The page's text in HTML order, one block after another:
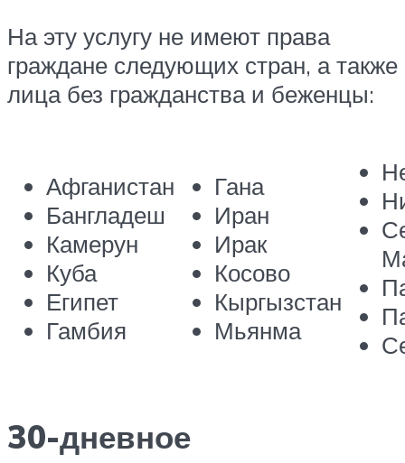
На эту услугу не имеют права
граждане следующих стран, а также
лица без гражданства и беженцы:
Афганистан
Бангладеш
Камерун
Куба
Египет
Гамбия
Гана
Иран
Ирак
Косово
Кыргызстан
Мьянма
30-дневное